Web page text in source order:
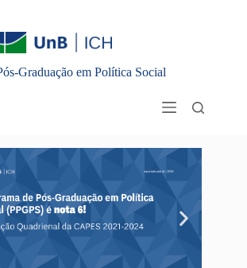
de ferramentas
Graduação em Política Social